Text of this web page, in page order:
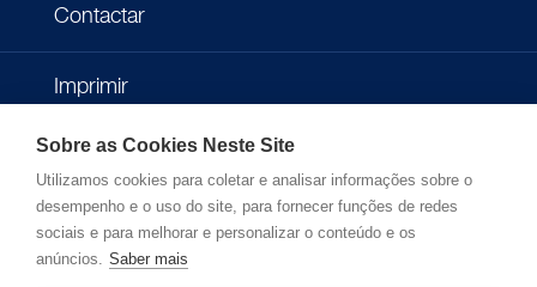
Contactar
Imprimir
Política de Privacidade
Termos de Uso
Sobre as Cookies Neste Site
Utilizamos cookies para coletar e analisar informações sobre o
desempenho e o uso do site, para fornecer funções de redes
sociais e para melhorar e personalizar o conteúdo e os
anúncios. Saber mais